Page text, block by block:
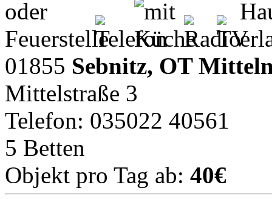
01855 Sebnitz, OT
Mittelstraße 3
Telefon: 035022 40561
5 Betten
Objekt pro Tag ab: 40€